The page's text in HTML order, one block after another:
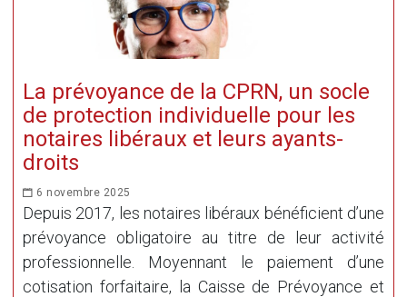
La prévoyance de la CPRN, un socle
de protection individuelle pour les
notaires libéraux et leurs ayants-
droits
6 novembre 2025
Depuis 2017, les notaires libéraux bénéficient d’une
prévoyance obligatoire au titre de leur activité
professionnelle. Moyennant le paiement d’une
cotisation forfaitaire, la Caisse de Prévoyance et